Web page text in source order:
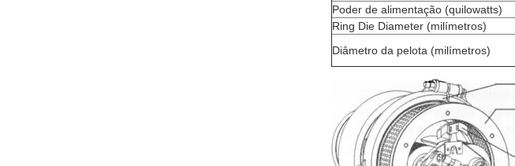
Poder de alimentação (quilowatts)
Ring Die Diameter (milímetros)
Diâmetro da pelota (milímetros)